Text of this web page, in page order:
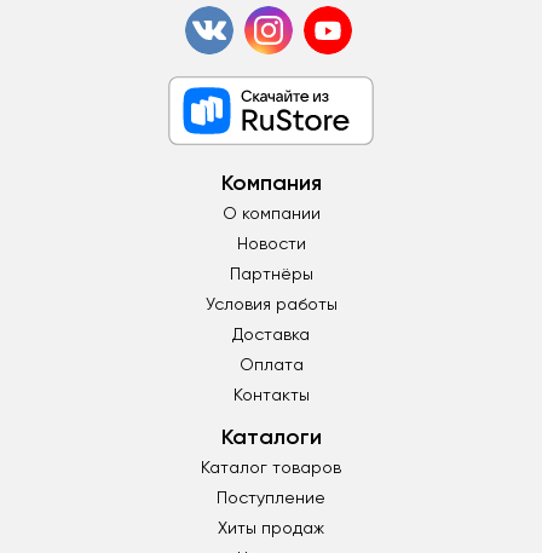
Компания
О компании
Новости
Партнёры
Условия работы
Доставка
Оплата
Контакты
Каталоги
Каталог товаров
Поступление
Хиты продаж